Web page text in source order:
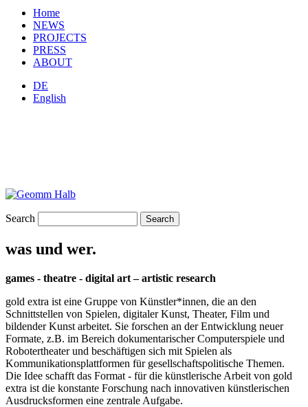
Home
NEWS
PROJECTS
PRESS
ABOUT
DE
English
Search
was und wer.
games - theatre - digital art – artistic research
gold extra ist eine Gruppe von Künstler*innen, die an den
Schnittstellen von Spielen, digitaler Kunst, Theater, Film und
bildender Kunst arbeitet. Sie forschen an der Entwicklung neuer
Formate, z.B. im Bereich dokumentarischer Computerspiele und
Robotertheater und beschäftigen sich mit Spielen als
Kommunikationsplattformen für gesellschaftspolitische Themen.
Die Idee schafft das Format - für die künstlerische Arbeit von gold
extra ist die konstante Forschung nach innovativen künstlerischen
Ausdrucksformen eine zentrale Aufgabe.